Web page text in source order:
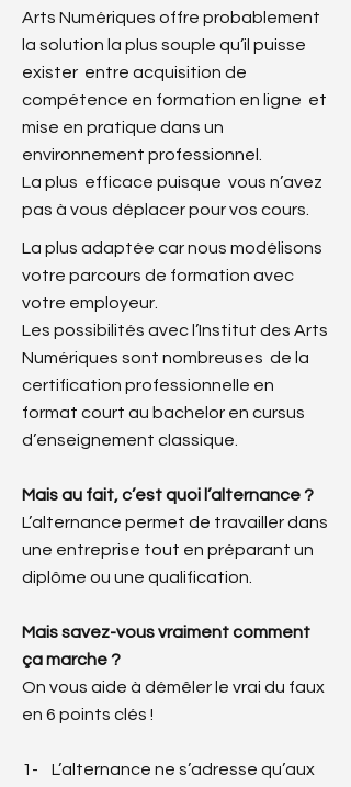
Arts Numériques offre probablement
la solution la plus souple qu’il puisse
exister entre acquisition de
compétence en formation en ligne et
mise en pratique dans un
environnement professionnel.
La plus efficace puisque vous n’avez
pas à vous déplacer pour vos cours.
La plus adaptée car nous modélisons
votre parcours de formation avec
votre employeur.
Les possibilités avec l’Institut des Arts
Numériques sont nombreuses de la
certification professionnelle en
format court au bachelor en cursus
d’enseignement classique.
Mais au fait, c’est quoi l’alternance ?
L’alternance permet de travailler dans
une entreprise tout en préparant un
diplôme ou une qualification.
Mais savez-vous vraiment comment
ça marche ?
On vous aide à démêler le vrai du faux
en 6 points clés !
1- L’alternance ne s’adresse qu’aux